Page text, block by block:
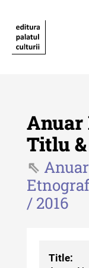
Revista
Revista
- 2025
Anuar
Titlu
/ 2016
Title: